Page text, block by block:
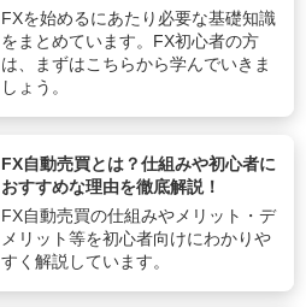
FXを始めるにあたり必要な基礎知識
をまとめています。FX初心者の方
は、まずはこちらから学んでいきま
しょう。
FX自動売買とは？仕組みや初心者に
おすすめな理由を徹底解説！
FX自動売買の仕組みやメリット・デ
メリット等を初心者向けにわかりや
すく解説しています。